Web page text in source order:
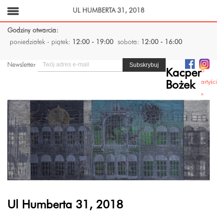
Godziny otwarcia:
poniedziałek - piątek:
12:00 - 19:00 sobota: 12:00 - 16:00
Newsletter
Kacper
Bożek
o
»
Ul Humberta 31, 2018
UL HUMBERTA 31, 2018